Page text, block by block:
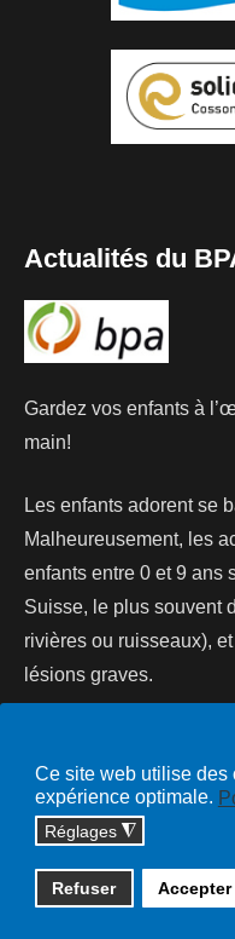
Ce site web utilise des
expérience optimale.
Réglages ◮
Refuser
Actualités du
Gardez vos enfants à
main!
Les enfants adorent se
Malheureusement, les
enfants entre 0 et 9 ans
Suisse, le plus souvent
rivières ou ruisseaux),
lésions graves.
Copyright © 2026
solutions informatiques